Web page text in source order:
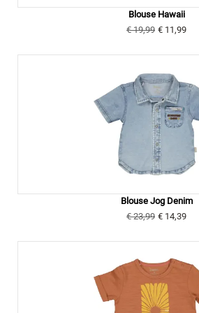
Blouse Hawaii
€ 19,99 € 11,99
Blouse Jog Denim
€ 23,99 € 14,39